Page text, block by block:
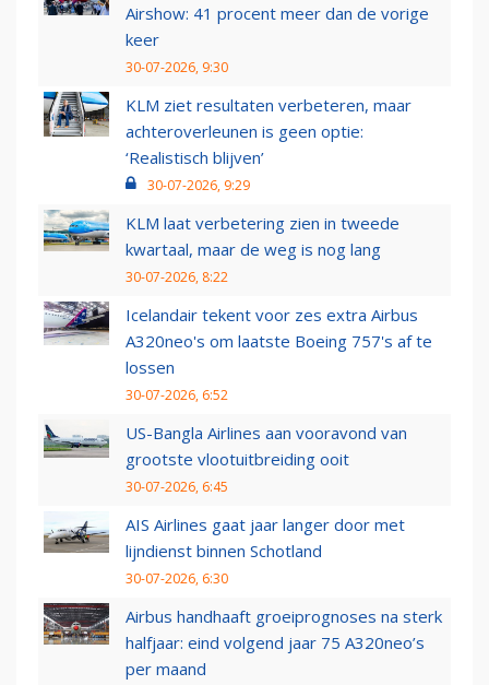
Airshow: 41 procent meer dan de vorige
keer
30-07-2026, 9:30
KLM ziet resultaten verbeteren, maar
achteroverleunen is geen optie:
‘Realistisch blijven’
30-07-2026, 9:29
KLM laat verbetering zien in tweede
kwartaal, maar de weg is nog lang
30-07-2026, 8:22
Icelandair tekent voor zes extra Airbus
A320neo's om laatste Boeing 757's af te
lossen
30-07-2026, 6:52
US-Bangla Airlines aan vooravond van
grootste vlootuitbreiding ooit
30-07-2026, 6:45
AIS Airlines gaat jaar langer door met
lijndienst binnen Schotland
30-07-2026, 6:30
Airbus handhaaft groeiprognoses na sterk
halfjaar: eind volgend jaar 75 A320neo’s
per maand